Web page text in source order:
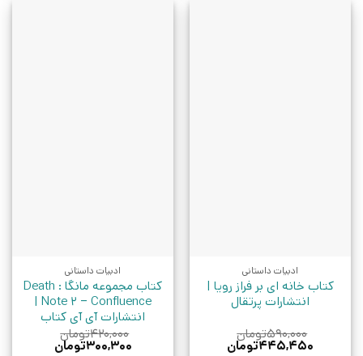
ادبیات داستانی
کتاب خانه ای بر فراز رویا |
انتشارات پرتقال
۵۹۰,۰۰۰تومان
قیمت
۴۴۵,۴۵۰تومان
ادبیات داستانی
کتاب مجموعه مانگا : Death
Note 2 – Confluence |
انتشارات آی آی کتاب
۴۲۰,۰۰۰تومان
قیمت
۳۰۰,۳۰۰تومان